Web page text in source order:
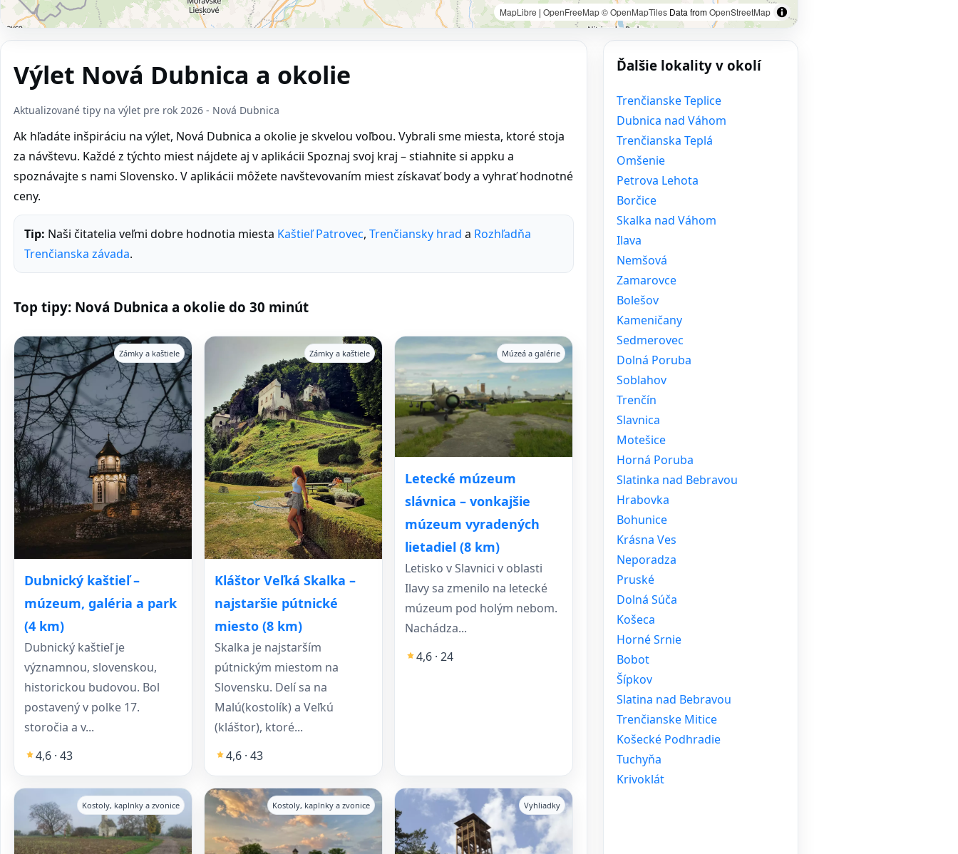
MapLibre | OpenFreeMap© OpenMapTiles Data fromOpenStreetMap
Výlet Nová Dubnica a okolie
Aktualizované tipy na výlet pre rok 2026 - Nová Dubnica
Ak hľadáte inšpiráciu na výlet, Nová Dubnica a okolie je skvelou voľbou. Vybrali sme miesta, ktoré stoja
za návštevu. Každé z týchto miest nájdete aj v aplikácii Spoznaj svoj kraj – stiahnite si appku a
spoznávajte s nami Slovensko. V aplikácii môžete navštevovaním miest získavať body a vyhrať hodnotné
ceny.
Tip: Naši čitatelia veľmi dobre hodnotia miesta Kaštieľ Patrovec, Trenčiansky hrad a Rozhľadňa
Trenčianska závada.
Top tipy: Nová Dubnica a okolie do 30 minút
Dubnický kaštieľ –
múzeum, galéria a park
(4 km)
Zámky a kaštiele
Dubnický kaštieľ je
významnou, slovenskou,
historickou budovou. Bol
postavený v polke 17.
storočia a v...
4,6 · 43
Kláštor Veľká Skalka –
najstaršie pútnické
miesto (8 km)
Zámky a kaštiele
Skalka je najstarším
pútnickým miestom na
Slovensku. Delí sa na
Malú(kostolík) a Veľkú
(kláštor), ktoré...
4,6 · 43
Letecké múzeum
slávnica – vonkajšie
múzeum vyradených
lietadiel (8 km)
Múzeá a galérie
Letisko v Slavnici v oblasti
Ilavy sa zmenilo na letecké
múzeum pod holým nebom.
Nachádza...
4,6 · 24
Kostoly, kaplnky a zvonice Kostoly, kaplnky a zvonice Vyhliadky
Ďalšie lokality v okolí
Trenčianske Teplice
Dubnica nad Váhom
Trenčianska Teplá
Omšenie
Petrova Lehota
Borčice
Skalka nad Váhom
Ilava
Nemšová
Zamarovce
Bolešov
Kameničany
Sedmerovec
Dolná Poruba
Soblahov
Trenčín
Slavnica
Motešice
Horná Poruba
Slatinka nad Bebravou
Hrabovka
Bohunice
Krásna Ves
Neporadza
Pruské
Dolná Súča
Košeca
Horné Srnie
Bobot
Šípkov
Slatina nad Bebravou
Trenčianske Mitice
Košecké Podhradie
Tuchyňa
Krivoklát